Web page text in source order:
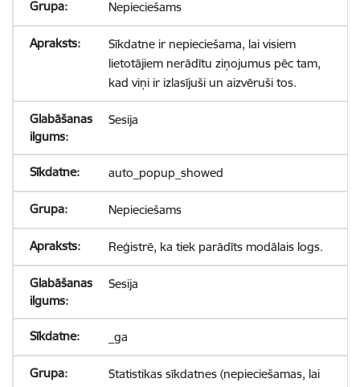
Nepieciešams
Sīkdatne ir nepieciešama, lai visiem
lietotājiem nerādītu ziņojumus pēc tam,
kad viņi ir izlasījuši un aizvēruši tos.
Sesija
auto_popup_showed
Nepieciešams
Reģistrē, ka tiek parādīts modālais logs.
Sesija
_ga
Statistikas sīkdatnes (nepieciešamas, lai